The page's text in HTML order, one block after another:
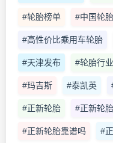
#轮胎榜单 #中国轮
#高性价比乘用车轮胎
#天津发布 #轮胎行
#玛吉斯 #泰凯英
#正新轮胎 #正新轮
#正新轮胎靠谱吗 #